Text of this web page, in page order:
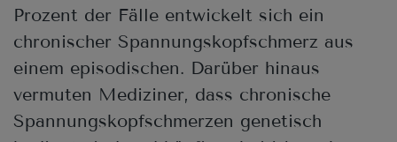
Prozent der Fälle entwickelt sich ein
chronischer Spannungskopfschmerz aus
einem episodischen. Darüber hinaus
vermuten Mediziner, dass chronische
Spannungskopfschmerzen genetisch